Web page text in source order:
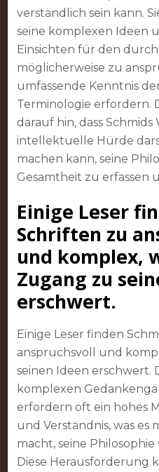
verständlich sein kann.
seine komplexen Ideen
Einsichten für den
möglicherweise zu
umfassende Kenntnis
Terminologie erfordern.
darauf hin, dass
intellektuelle Hürde
machen kann, seine
Gesamtheit zu erfassen
Einige Leser
Schriften zu
und komplex,
Zugang zu
erschwert.
Einige Leser finden
anspruchsvoll und
seinen Ideen erschwert.
komplexen
erfordern oft ein hohes
und Verständnis, was es
macht, seine
Diese Herausforderung